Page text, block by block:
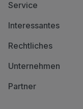
Service
Interessantes
Rechtliches
Unternehmen
Partner